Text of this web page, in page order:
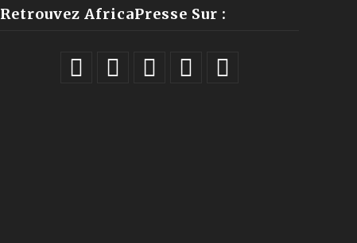
Retrouvez AfricaPresse Sur :